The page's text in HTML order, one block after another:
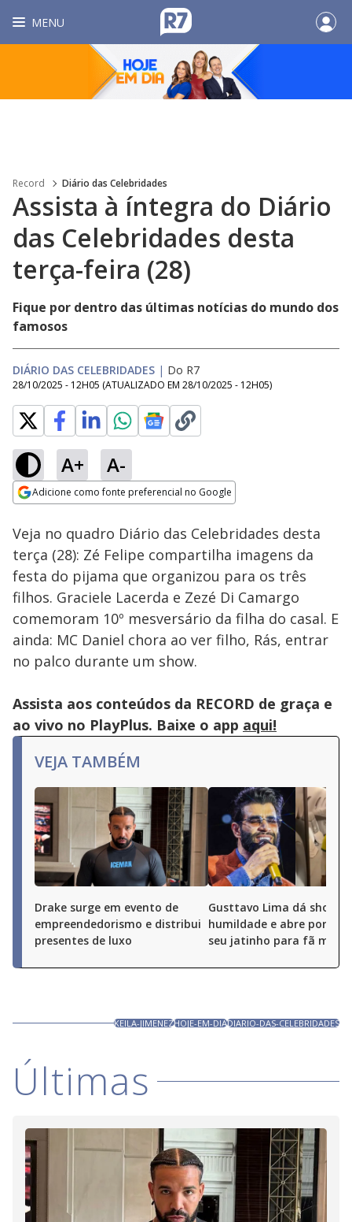
MENU
Record Diário das Celebridades
Assista à íntegra do Diário
das Celebridades desta
terça-feira (28)
Fique por dentro das últimas notícias do mundo dos
famosos
DIÁRIO DAS CELEBRIDADES | Do R7
28/10/2025 - 12H05 (ATUALIZADO EM 28/10/2025 - 12H05)
A+ A-
Adicione como fonte preferencial no Google
Ativar
Loaded:
8.85%
Veja no quadro Diário das Celebridades desta
terça (28): Zé Felipe compartilha imagens da
festa do pijama que organizou para os três
filhos. Graciele Lacerda e Zezé Di Camargo
comemoram 10º mesversário da filha do casal. E
ainda: MC Daniel chora ao ver filho, Rás, entrar
no palco durante um show.
Assista aos conteúdos da RECORD de graça e
ao vivo no PlayPlus. Baixe o app aqui!
VEJA TAMBÉM
Drake surge em evento de
empreendedorismo e distribui
presentes de luxo
Gusttavo Lima dá show
humildade e abre portas
seu jatinho para fã mirim
KEILA-JIMENEZHOJE-EM-DIADIARIO-DAS-CELEBRIDADES
Últimas